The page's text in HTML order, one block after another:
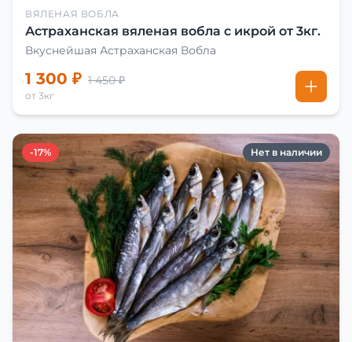
ВЯЛЕНАЯ ВОБЛА
Астраханская вяленая вобла с икрой от 3кг.
Вкуснейшая Астраханская Вобла
1 300 ₽ 1 450 ₽
от 3кг
-17% Нет в наличии